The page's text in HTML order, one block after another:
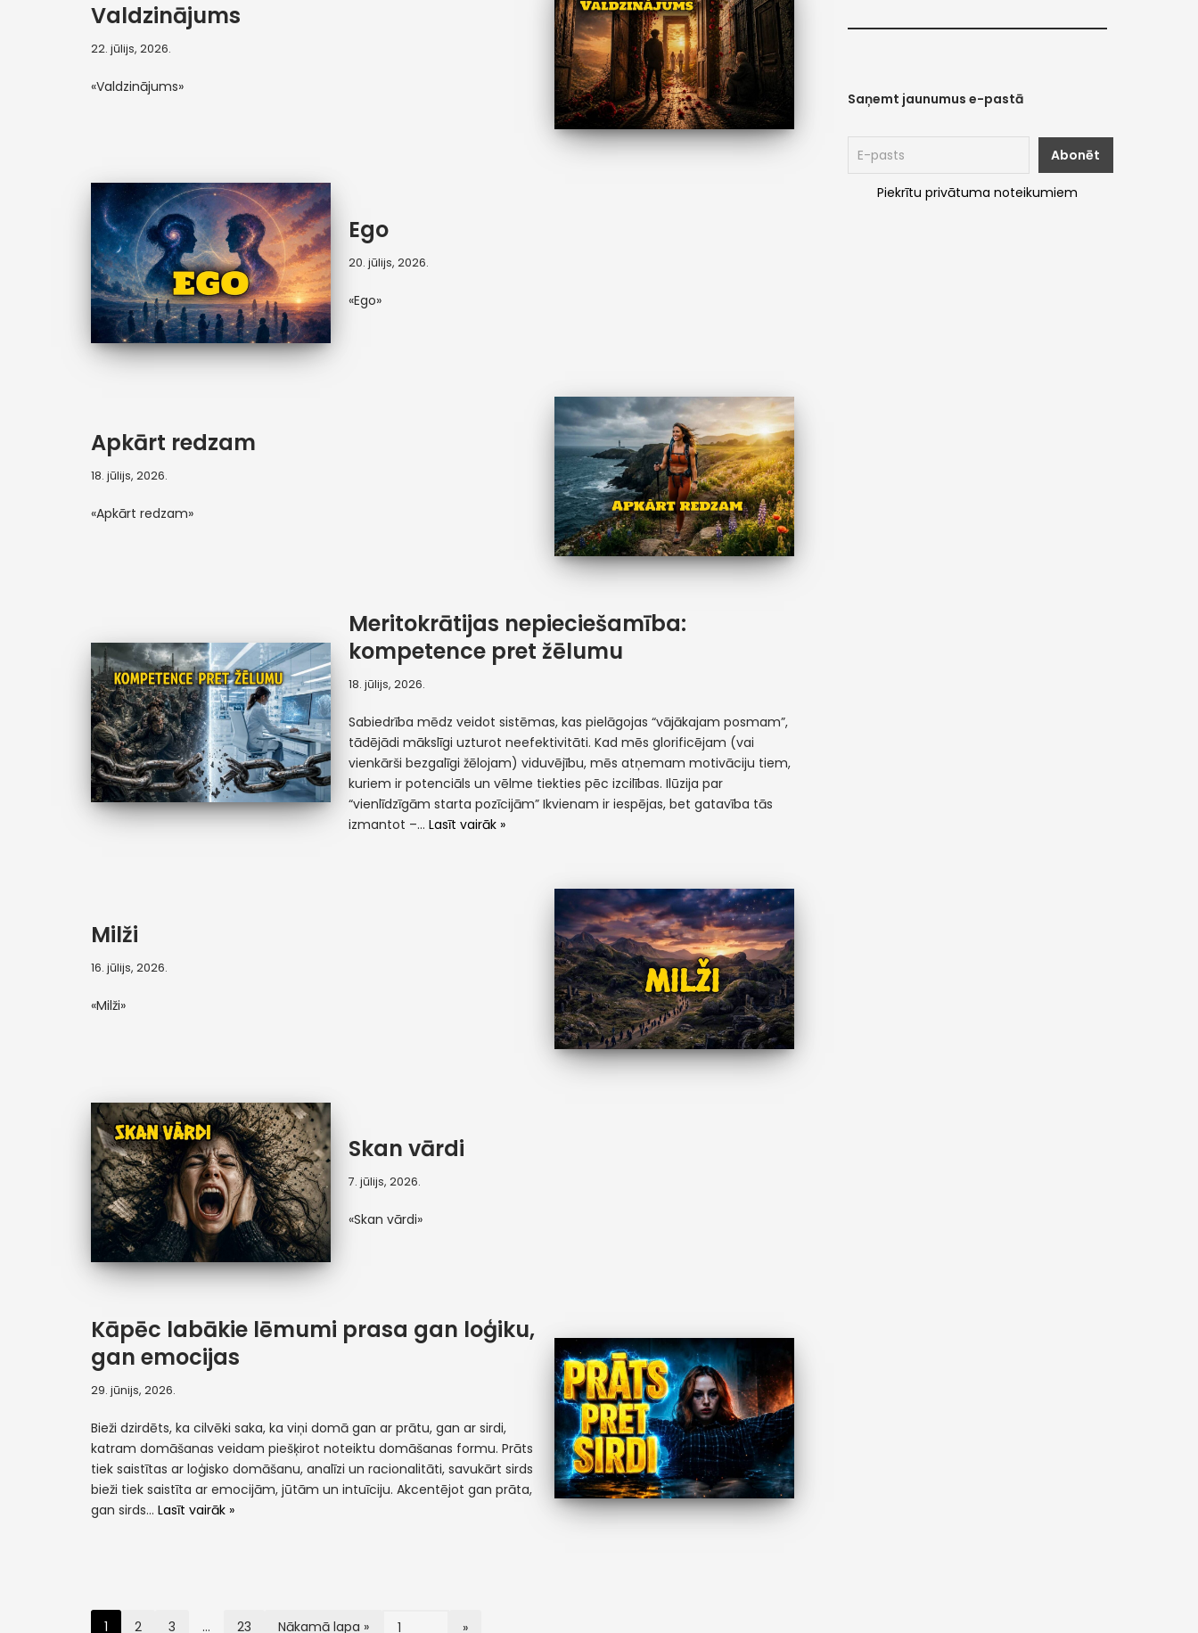
Valdzinājums
22. jūlijs, 2026.
«Valdzinājums»
Ego
20. jūlijs, 2026.
«Ego»
Apkārt redzam
18. jūlijs, 2026.
«Apkārt redzam»
Meritokrātijas nepieciešamība:
kompetence pret žēlumu
18. jūlijs, 2026.
Sabiedrība mēdz veidot sistēmas, kas pielāgojas “vājākajam posmam”,
tādējādi mākslīgi uzturot neefektivitāti. Kad mēs glorificējam (vai
vienkārši bezgalīgi žēlojam) viduvējību, mēs atņemam motivāciju tiem,
kuriem ir potenciāls un vēlme tiekties pēc izcilības. Ilūzija par
“vienlīdzīgām starta pozīcijām” Ikvienam ir iespējas, bet gatavība tās
izmantot –…Lasīt vairāk »
Milži
16. jūlijs, 2026.
«Milži»
Skan vārdi
7. jūlijs, 2026.
«Skan vārdi»
Kāpēc labākie lēmumi prasa gan loģiku,
gan emocijas
29. jūnijs, 2026.
Bieži dzirdēts, ka cilvēki saka, ka viņi domā gan ar prātu, gan ar sirdi,
katram domāšanas veidam piešķirot noteiktu domāšanas formu. Prāts
tiek saistītas ar loģisko domāšanu, analīzi un racionalitāti, savukārt sirds
bieži tiek saistīta ar emocijām, jūtām un intuīciju. Akcentējot gan prāta,
gan sirds… Lasīt vairāk »
1 2 3 … 23 Nākamā lapa »
Saņemt jaunumus e-pastā
Piekrītu privātuma noteikumiem